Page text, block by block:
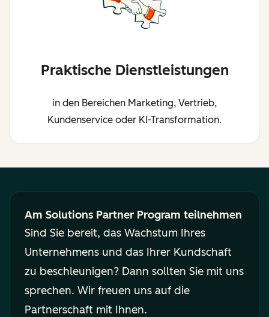
Praktische Dienstleistungen
in den Bereichen Marketing, Vertrieb,
Kundenservice oder KI-Transformation.
Am Solutions Partner Program teilnehmen
Sind Sie bereit, das Wachstum Ihres
Unternehmens und das Ihrer Kundschaft
zu beschleunigen? Dann sollten Sie mit uns
sprechen. Wir freuen uns auf die
Partnerschaft mit Ihnen.